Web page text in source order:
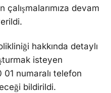
devam
hakkında detaylı
isteyen
numaralı telefon
bildirildi.